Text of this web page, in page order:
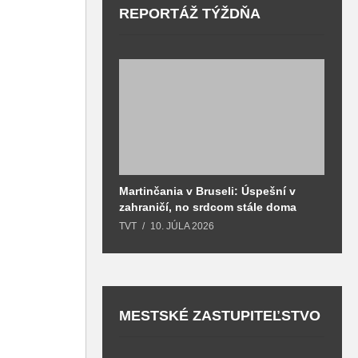
REPORTÁŽ TÝŽDŇA
Martinčania v Bruseli: Úspešní v
zahraničí, no srdcom stále doma
TVT 10. JÚLA 2026
MESTSKÉ ZASTUPITEĽSTVO